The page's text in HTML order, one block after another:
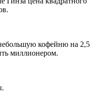
кофейню на 2,5
миллионером.